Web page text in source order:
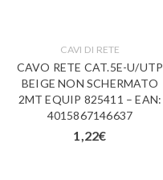
CAVI DI RETE
CAVO RETE CAT.5E-U/UTP
BEIGE NON SCHERMATO
2MT EQUIP 825411 – EAN:
4015867146637
1,22€